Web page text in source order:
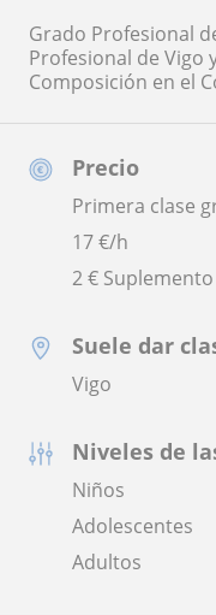
Precio
Primera clase
17€/h
2 €
Suele dar
Vigo
Niveles de
Niños
Adolescentes
Adultos
Grado Profesional
Profesional de Vigo
Composición en el